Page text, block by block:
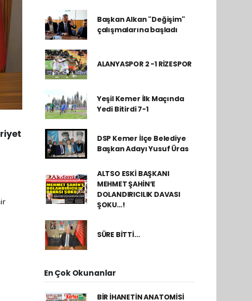
Başkan Alkan "Değişim"
çalışmalarına başladı
ALANYASPOR 2 -1 RİZESPOR
Yeşil Kemer İlk Maçında
Yedi Bitirdi 7-1
DSP Kemer İlçe Belediye
Başkan Adayı Yusuf Üras
ALTSO ESKİ BAŞKANI
MEHMET ŞAHİN’E
DOLANDIRICILIK DAVASI
ŞOKU…!
SÜRE BİTTİ...
En Çok Okunanlar
BİR İHANETİN ANATOMİSİ